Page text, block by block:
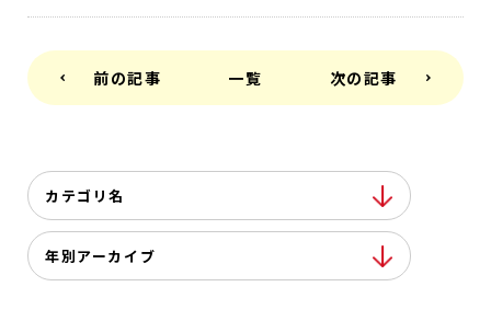
前の記事 一覧 次の記事
カテゴリ名
年別アーカイブ